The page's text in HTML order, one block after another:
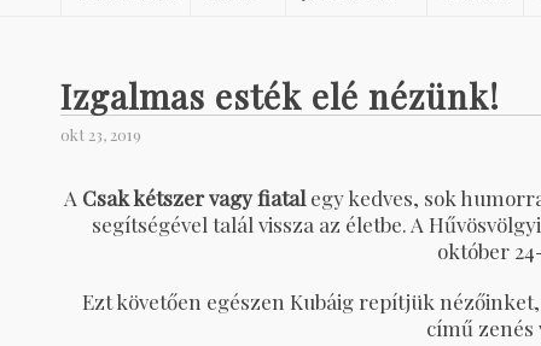
Izgalmas esték elé nézünk!
okt 23, 2019
A Csak kétszer vagy fiatal egy kedves, sok
segítségével talál vissza az életbe. A
október
Ezt követően egészen Kubáig repítjük
című